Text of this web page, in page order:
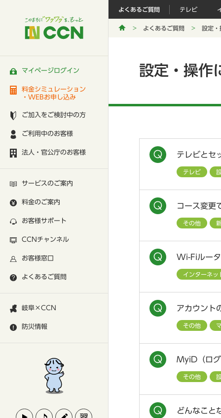
マイページログイン
料金シミュレーション
・WEBお申し込み
ご加入をご検討中の方
ご利用中のお客様
法人・官公庁のお客様
サービスのご案内
料金のご案内
お客様サポート
CCNチャンネル
お客様窓口
よくあるご質問
岐阜×CCN
防災情報
よくあるご質問 テレビ
よくあるご質問 設定・
設定・操作
テレビとセ
テレビ
コース変更
その他
Wi-Fiルー
インターネッ
アカウント
その他
MyiD（ロ
その他
どんなこと